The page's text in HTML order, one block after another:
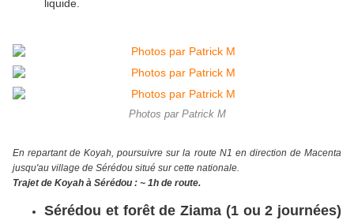
liquide.
Photos par Patrick M
En repartant de Koyah, poursuivre sur la route N1 en direction de Macenta
jusqu'au village de Sérédou situé sur cette nationale.
Trajet de Koyah à Sérédou : ~ 1h de route.
Sérédou et forêt de Ziama (1 ou 2 journées)